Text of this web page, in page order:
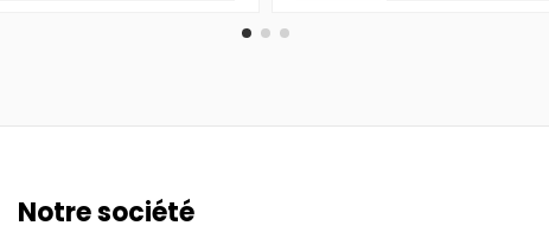
Notre société